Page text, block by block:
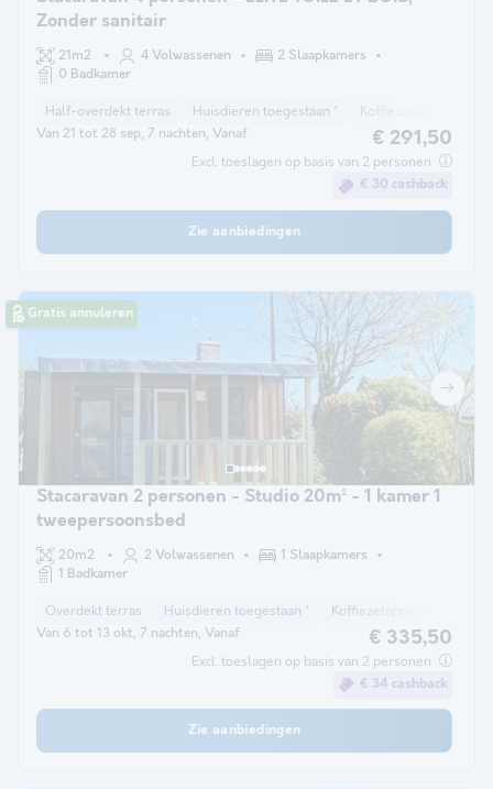
Zonder sanitair
21m2 4 Volwassenen
2 Slaapkamers
0 Badkamer
Half-overdekt terras Huisdieren toegestaan * Koffiezetapparaat
Van 21 tot 28 sep, 7 nachten, Vanaf € 291,50
Excl. toeslagen op basis van 2 personen
€ 30 cashback
Zie aanbiedingen
Gratis annuleren
Stacaravan 2 personen - Studio 20m² - 1 kamer 1
tweepersoonsbed
20m2 2 Volwassenen
1 Slaapkamers
1 Badkamer
Overdekt terras Huisdieren toegestaan * Koffiezetapparaat
Van 6 tot 13 okt, 7 nachten, Vanaf € 335,50
Excl. toeslagen op basis van 2 personen
€ 34 cashback
Zie aanbiedingen